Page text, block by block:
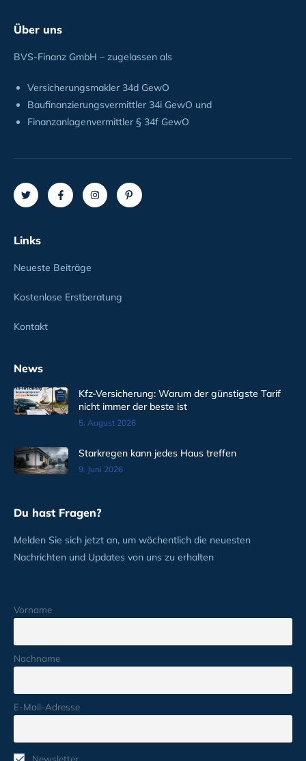
Über uns
BVS-Finanz GmbH – zugelassen als
Versicherungsmakler 34d GewO
Baufinanzierungsvermittler 34i GewO und
Finanzanlagenvermittler § 34f GewO
Links
Neueste Beiträge
Kostenlose Erstberatung
Kontakt
News
Kfz-Versicherung: Warum der günstigste Tarif
nicht immer der beste ist
5. August 2026
Starkregen kann jedes Haus treffen
9. Juni 2026
Du hast Fragen?
Melden Sie sich jetzt an, um wöchentlich die neuesten
Nachrichten und Updates von uns zu erhalten
Vorname
Nachname
E-Mail-Adresse
Newsletter